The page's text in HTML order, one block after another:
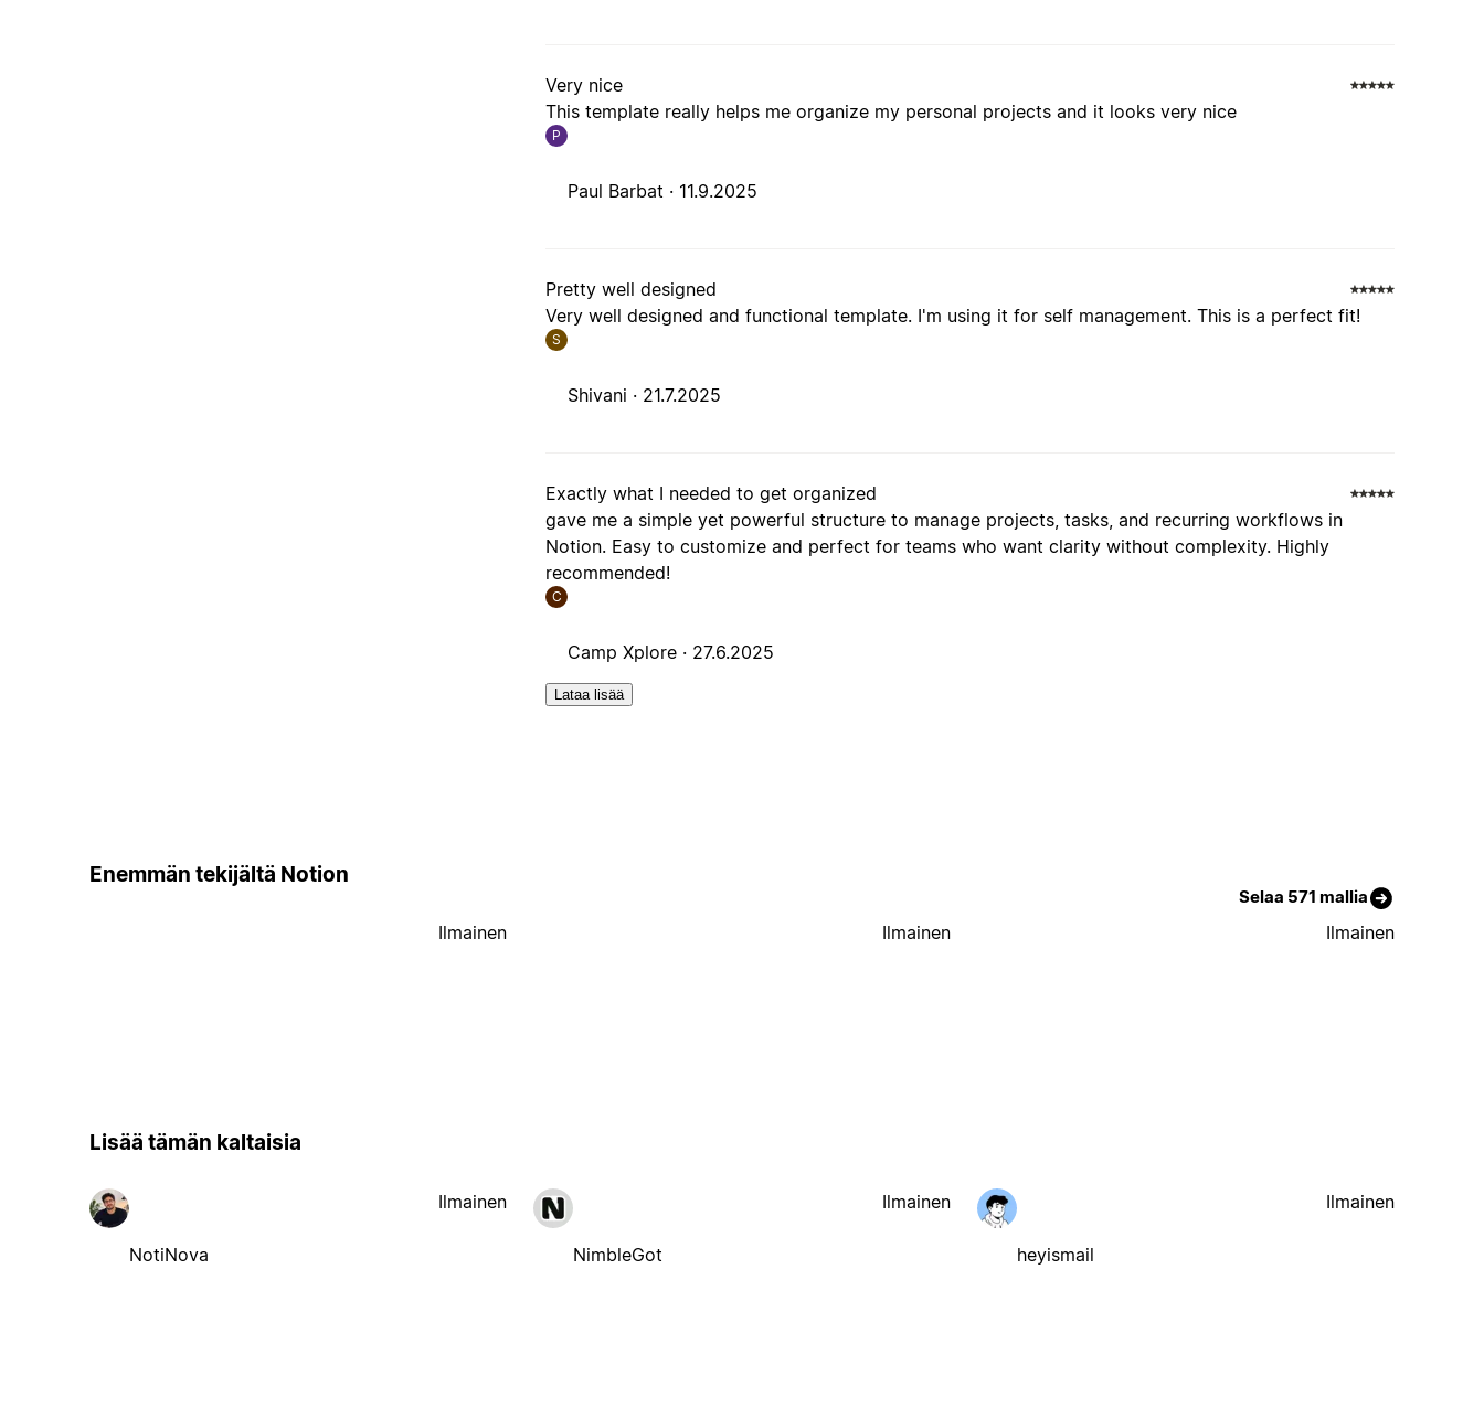
Very nice
This template really helps me organize my personal projects and it looks very nice
P
Paul Barbat · 11.9.2025
Pretty well designed
Very well designed and functional template. I'm using it for self management. This is a perfect fit!
S
Shivani · 21.7.2025
Exactly what I needed to get organized
gave me a simple yet powerful structure to manage projects, tasks, and recurring workflows in
Notion. Easy to customize and perfect for teams who want clarity without complexity. Highly
recommended!
C
Camp Xplore · 27.6.2025
Lataa lisää
Enemmän tekijältä Notion
Selaa 571 mallia
Ilmainen Ilmainen Ilmainen
Lisää tämän kaltaisia
NotiNova
Ilmainen
NimbleGot
Ilmainen
heyismail
Ilmainen